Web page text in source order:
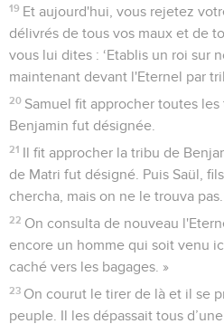
19 Et aujourd'hui, vous rejetez
délivrés de tous vos maux et de
vous lui dites : ‘Etablis un roi sur
maintenant devant l'Eternel par
20 Samuel fit approcher toutes
Benjamin fut désignée.
21 Il fit approcher la tribu de
de Matri fut désigné. Puis Saül,
chercha, mais on ne le trouva pas.
22 On consulta de nouveau
encore un homme qui soit venu
caché vers les bagages. »
23 On courut le tirer de là et il se
peuple. Il les dépassait tous